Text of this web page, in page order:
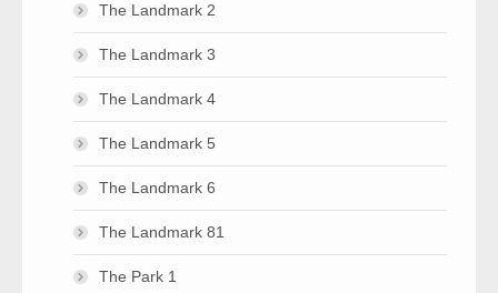
The Landmark 2
The Landmark 3
The Landmark 4
The Landmark 5
The Landmark 6
The Landmark 81
The Park 1